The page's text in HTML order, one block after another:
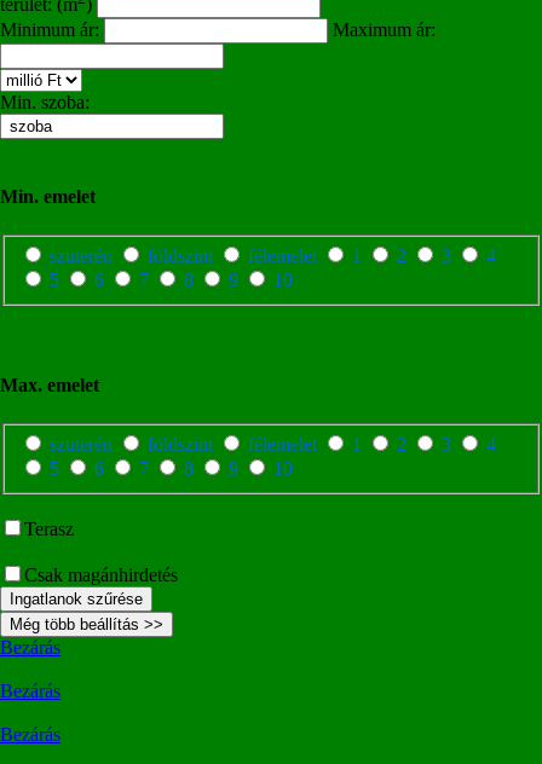
terület: (m )
Minimum ár:
Maximum ár:
Min. szoba:
Min. emelet
szuterén földszint félemelet 1 2 3
4
5
6 7 8 9 10
Max. emelet
szuterén földszint félemelet 1 2 3
4
5
6 7 8 9 10
Terasz
Csak magánhirdetés
Ingatlanok szűrése
Még több beállítás >>
Bezárás
Bezárás
Bezárás